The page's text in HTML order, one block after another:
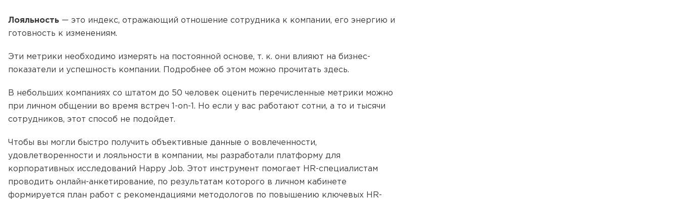
Лояльность — это индекс, отражающий отношение сотрудника к компании, его энергию и
готовность к изменениям.
Эти метрики необходимо измерять на постоянной основе, т. к. они влияют на бизнес-
показатели и успешность компании. Подробнее об этом можно прочитать здесь.
В небольших компаниях со штатом до 50 человек оценить перечисленные метрики можно
при личном общении во время встреч 1-on-1. Но если у вас работают сотни, а то и тысячи
сотрудников, этот способ не подойдет.
Чтобы вы могли быстро получить объективные данные о вовлеченности,
удовлетворенности и лояльности в компании, мы разработали платформу для
корпоративных исследований Happy Job. Этот инструмент помогает HR-специалистам
проводить онлайн-анкетирование, по результатам которого в личном кабинете
формируется план работ с рекомендациями методологов по повышению ключевых HR-